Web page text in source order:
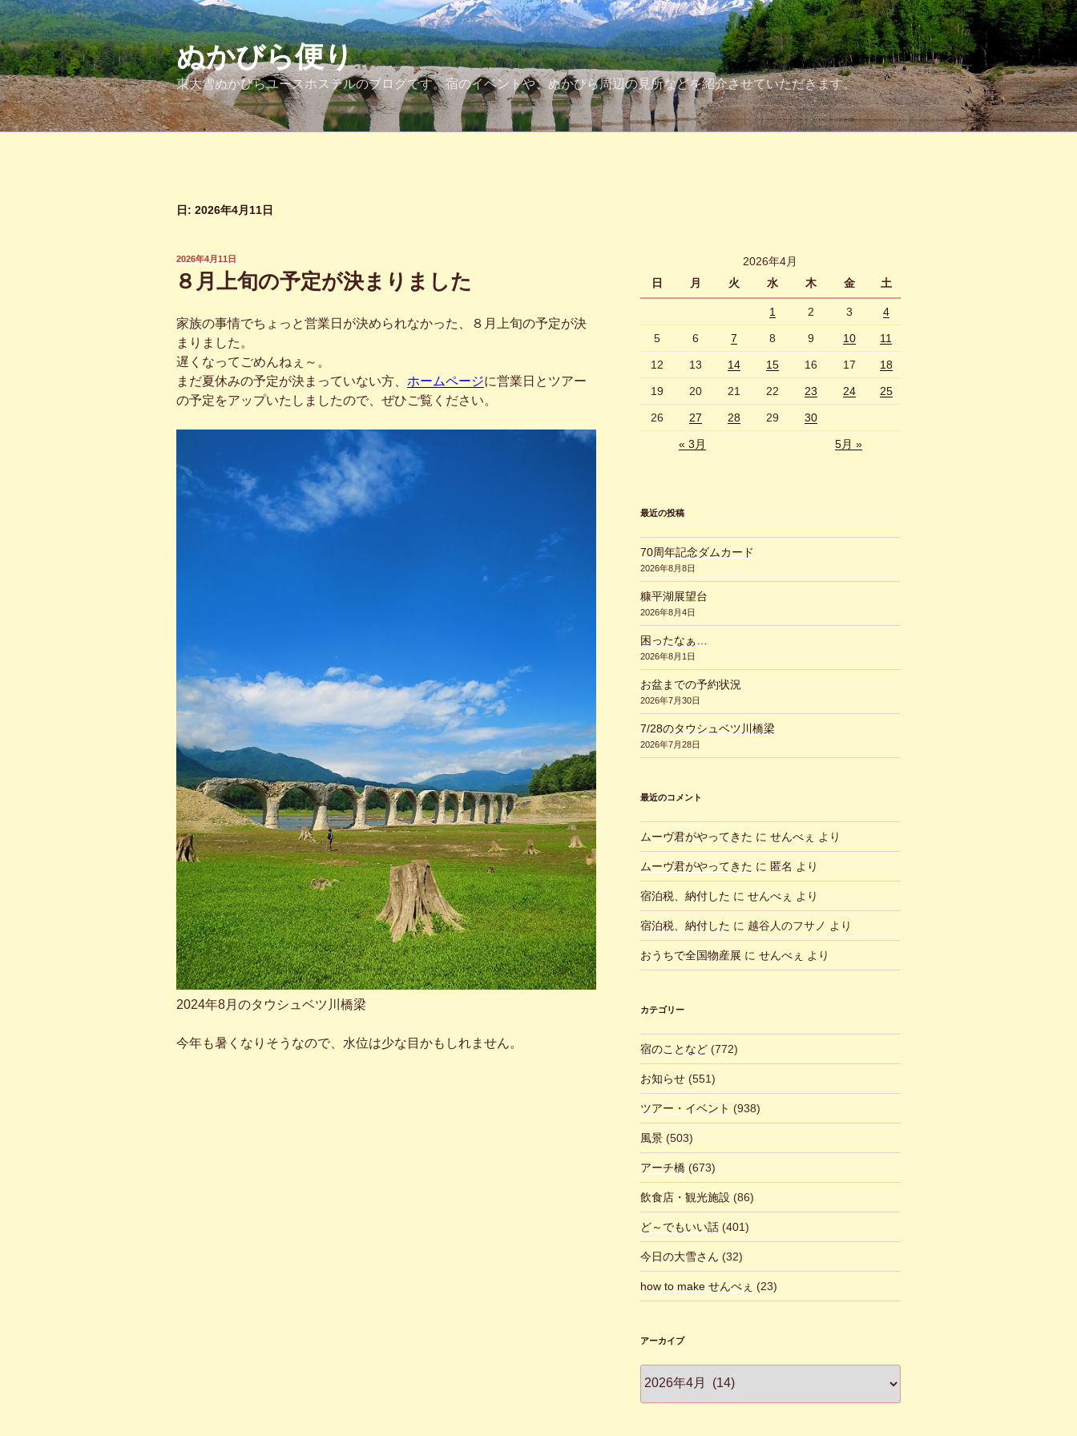
コ
ン
テ
ン
ツ
へ
ス
ぬかびら便り
東大雪ぬかびらユースホステルのブログです。宿のイベントや、ぬかびら周辺の見所などを紹介させていただきます。
日: 2026年4月11日
投
日:
2026年4月11日
８月上旬の予定が決まりました
家族の事情でちょっと営業日が決められなかった、８月上旬の予定が決
まりました。
遅くなってごめんねぇ～。
まだ夏休みの予定が決まっていない方、 ホームページに営業日とツアー
の予定をアップいたしましたので、ぜひご覧ください。
2024年8月のタウシュベツ川橋梁
今年も暑くなりそうなので、水位は少な目かもしれません。
2026年4月
日
月 火 水 木 金 土
1 2 3 4
5 6 7 8 9 10 11
12 13 14 15 16 17 18
19 20 21 22 23 24 25
26 27 28 29 30
« 3月 5月 »
最近の投稿
70周年記念ダムカード
2026年8月8日
糠平湖展望台
2026年8月4日
困ったなぁ…
2026年8月1日
お盆までの予約状況
2026年7月30日
7/28のタウシュベツ川橋梁
2026年7月28日
最近のコメント
ムーヴ君がやってきた に せんべぇ より
ムーヴ君がやってきた に 匿名 より
宿泊税、納付した に せんべぇ より
宿泊税、納付した に 越谷人のフサノ より
おうちで全国物産展 に せんべぇ より
カテゴリー
宿のことなど(772)
お知らせ(551)
ツアー・イベント (938)
風景(503)
アーチ橋(673)
飲食店・観光施設 (86)
ど～でもいい話(401)
今日の大雪さん (32)
how to make せんべぇ (23)
アーカイブ
ー
カ